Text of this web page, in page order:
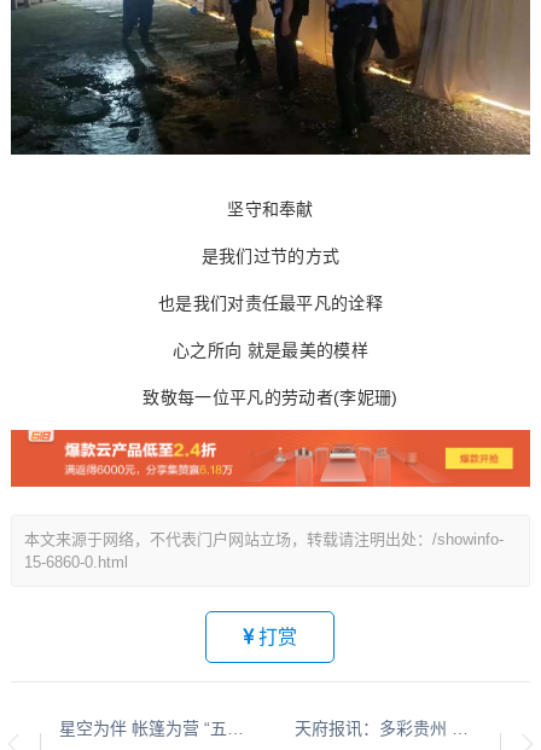
坚守和奉献
是我们过节的方式
也是我们对责任最平凡的诠释
心之所向 就是最美的模样
致敬每一位平凡的劳动者(李妮珊)
本文来源于网络，不代表门户网站立场，转载请注明出处：/showinfo-
15-6860-0.html
打赏